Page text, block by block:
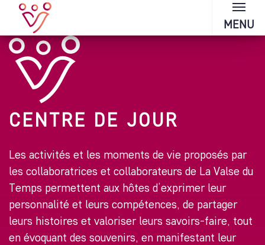
MENU
CENTRE DE JOUR
Les activités et les moments de vie proposés par
les collaboratrices et collaborateurs de La Valse du
Temps permettent aux hôtes d’exprimer leur
personnalité et leurs compétences, de partager
leurs histoires et valoriser leurs savoirs-faire, tout
en évoquant des souvenirs, en manifestant leur